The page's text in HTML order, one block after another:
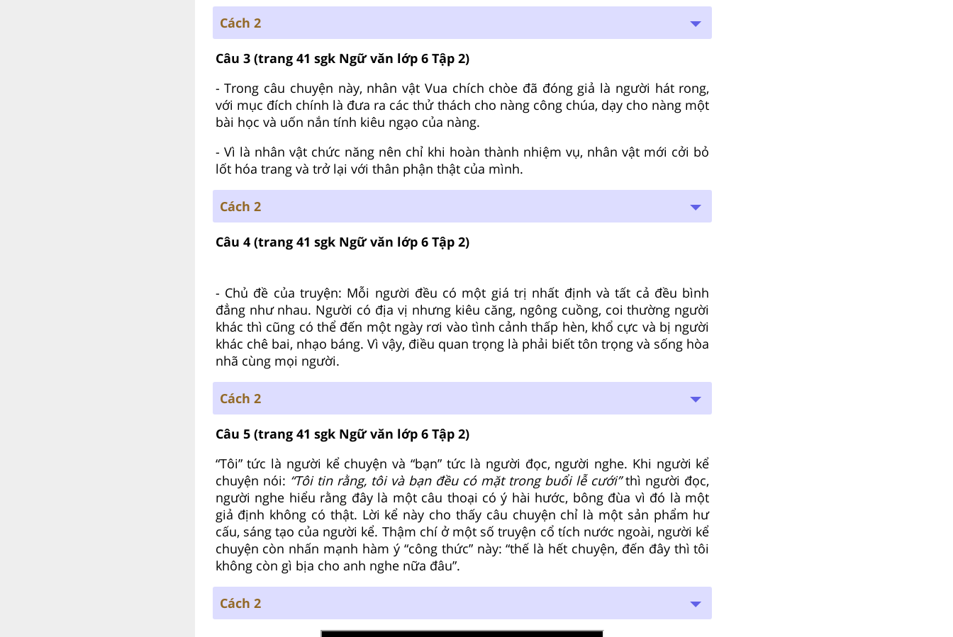
Cách 2
Câu 3 (trang 41 sgk Ngữ văn lớp 6 Tập 2)
- Trong câu chuyện này, nhân vật Vua chích chòe đã đóng giả là người hát rong,
với mục đích chính là đưa ra các thử thách cho nàng công chúa, dạy cho nàng một
bài học và uốn nắn tính kiêu ngạo của nàng.
- Vì là nhân vật chức năng nên chỉ khi hoàn thành nhiệm vụ, nhân vật mới cởi bỏ
lốt hóa trang và trở lại với thân phận thật của mình.
Cách 2
Câu 4 (trang 41 sgk Ngữ văn lớp 6 Tập 2)
- Chủ đề của truyện: Mỗi người đều có một giá trị nhất định và tất cả đều bình
đẳng như nhau. Người có địa vị nhưng kiêu căng, ngông cuồng, coi thường người
khác thì cũng có thể đến một ngày rơi vào tình cảnh thấp hèn, khổ cực và bị người
khác chê bai, nhạo báng. Vì vậy, điều quan trọng là phải biết tôn trọng và sống hòa
nhã cùng mọi người.
Cách 2
Câu 5 (trang 41 sgk Ngữ văn lớp 6 Tập 2)
“Tôi” tức là người kể chuyện và “bạn” tức là người đọc, người nghe. Khi người kể
chuyện nói: “Tôi tin rằng, tôi và bạn đều có mặt trong buổi lễ cưới”thì người đọc,
người nghe hiểu rằng đây là một câu thoại có ý hài hước, bông đùa vì đó là một
giả định không có thật. Lời kể này cho thấy câu chuyện chỉ là một sản phẩm hư
cấu, sáng tạo của người kể. Thậm chí ở một số truyện cổ tích nước ngoài, người kể
chuyện còn nhấn mạnh hàm ý “công thức” này: “thế là hết chuyện, đến đây thì tôi
không còn gì bịa cho anh nghe nữa đâu”.
Cách 2